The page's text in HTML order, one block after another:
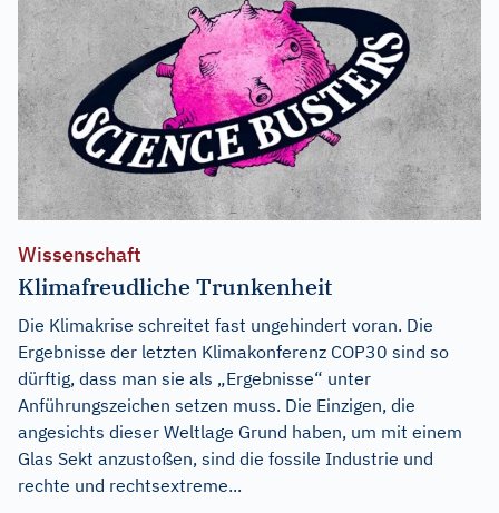
Wissenschaft
Klimafreudliche Trunkenheit
Die Klimakrise schreitet fast ungehindert voran. Die
Ergebnisse der letzten Klimakonferenz COP30 sind so
dürftig, dass man sie als „Ergebnisse“ unter
Anführungszeichen setzen muss. Die Einzigen, die
angesichts dieser Weltlage Grund haben, um mit einem
Glas Sekt anzustoßen, sind die fossile Industrie und
rechte und rechtsextreme...